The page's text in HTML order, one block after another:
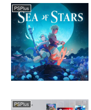
PSPlus
PSPlus